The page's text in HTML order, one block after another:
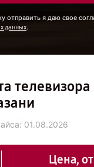
отправить я даю свое
данных.
телевизора
01.08.2026
Цена, от